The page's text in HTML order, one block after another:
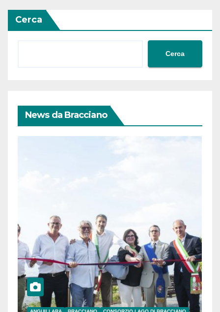
Cerca
Cerca
News da Bracciano